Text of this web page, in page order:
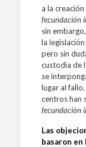
a la
fecundación
sin
la
pero sin
custodia de
se
lugar al
centros han
fecundación
Las
basaron en